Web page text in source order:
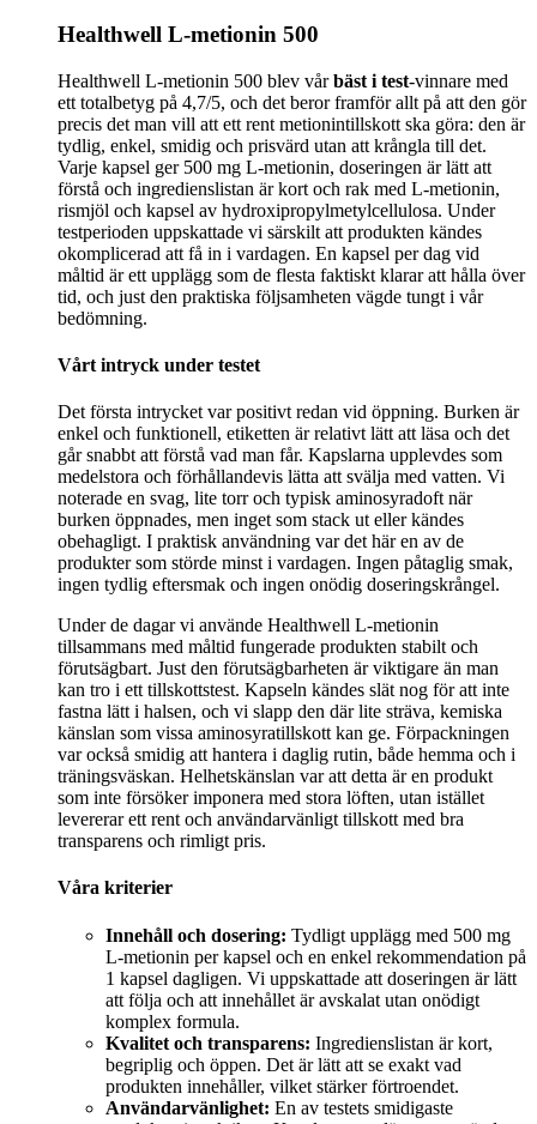
Healthwell L-metionin 500
Healthwell L-metionin 500 blev vårbäst i test-vinnare med
ett totalbetyg på 4,7/5, och det beror framför allt på att den gör
precis det man vill att ett rent metionintillskott ska göra: den är
tydlig, enkel, smidig och prisvärd utan att krångla till det.
Varje kapsel ger 500 mg L-metionin, doseringen är lätt att
förstå och ingredienslistan är kort och rak med L-metionin,
rismjöl och kapsel av hydroxipropylmetylcellulosa. Under
testperioden uppskattade vi särskilt att produkten kändes
okomplicerad att få in i vardagen. En kapsel per dag vid
måltid är ett upplägg som de flesta faktiskt klarar att hålla över
tid, och just den praktiska följsamheten vägde tungt i vår
bedömning.
Vårt intryck under testet
Det första intrycket var positivt redan vid öppning. Burken är
enkel och funktionell, etiketten är relativt lätt att läsa och det
går snabbt att förstå vad man får. Kapslarna upplevdes som
medelstora och förhållandevis lätta att svälja med vatten. Vi
noterade en svag, lite torr och typisk aminosyradoft när
burken öppnades, men inget som stack ut eller kändes
obehagligt. I praktisk användning var det här en av de
produkter som störde minst i vardagen. Ingen påtaglig smak,
ingen tydlig eftersmak och ingen onödig doseringskrångel.
Under de dagar vi använde Healthwell L-metionin
tillsammans med måltid fungerade produkten stabilt och
förutsägbart. Just den förutsägbarheten är viktigare än man
kan tro i ett tillskottstest. Kapseln kändes slät nog för att inte
fastna lätt i halsen, och vi slapp den där lite sträva, kemiska
känslan som vissa aminosyratillskott kan ge. Förpackningen
var också smidig att hantera i daglig rutin, både hemma och i
träningsväskan. Helhetskänslan var att detta är en produkt
som inte försöker imponera med stora löften, utan istället
levererar ett rent och användarvänligt tillskott med bra
transparens och rimligt pris.
Våra kriterier
Innehåll och dosering: Tydligt upplägg med 500 mg
L-metionin per kapsel och en enkel rekommendation på
1 kapsel dagligen. Vi uppskattade att doseringen är lätt
att följa och att innehållet är avskalat utan onödigt
komplex formula.
Kvalitet och transparens: Ingredienslistan är kort,
begriplig och öppen. Det är lätt att se exakt vad
produkten innehåller, vilket stärker förtroendet.
Användarvänlighet: En av testets smidigaste